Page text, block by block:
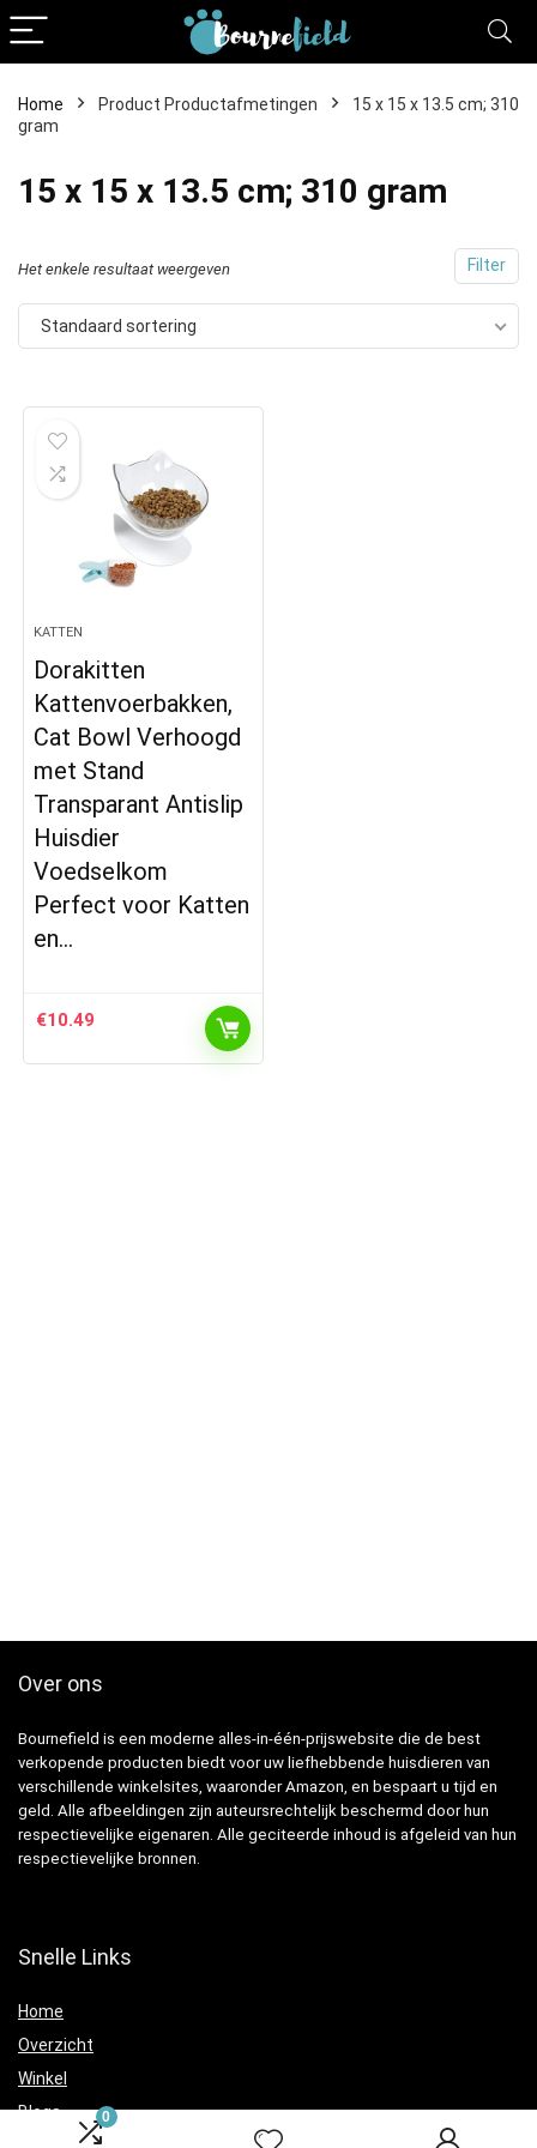
0
Home Product Productafmetingen
15 x 15 x 13.5 cm; 310
gram
15 x 15 x 13.5 cm; 310 gram
Filter
Het enkele resultaat weergeven
Standaard sortering
KATTEN
Dorakitten
Kattenvoerbakken,
Cat Bowl Verhoogd
met Stand
Transparant Antislip
Huisdier
Voedselkom
Perfect voor Katten
en…
€10.49
Over ons
Bournefield is een moderne alles-in-één-prijswebsite die de best
verkopende producten biedt voor uw liefhebbende huisdieren van
verschillende winkelsites, waaronder Amazon, en bespaart u tijd en
geld. Alle afbeeldingen zijn auteursrechtelijk beschermd door hun
respectievelijke eigenaren. Alle geciteerde inhoud is afgeleid van hun
respectievelijke bronnen.
Snelle Links
Home
Overzicht
Winkel
Blogs